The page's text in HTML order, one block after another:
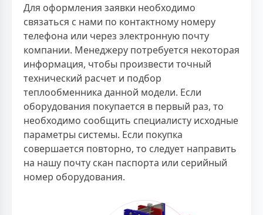
Для оформления заявки необходимо
связаться с нами по контактному номеру
телефона или через электронную почту
компании. Менеджеру потребуется некоторая
информация, чтобы произвести точный
технический расчет и подбор
теплообменника данной модели. Если
оборудования покупается в первый раз, то
необходимо сообщить специалисту исходные
параметры системы. Если покупка
совершается повторно, то следует направить
на нашу почту скан паспорта или серийный
номер оборудования.